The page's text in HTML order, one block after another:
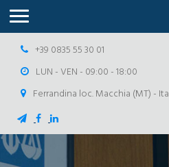
+39 0835 55 30 01
LUN - VEN - 09:00 - 18:00
Ferrandina loc. Macchia (MT) -